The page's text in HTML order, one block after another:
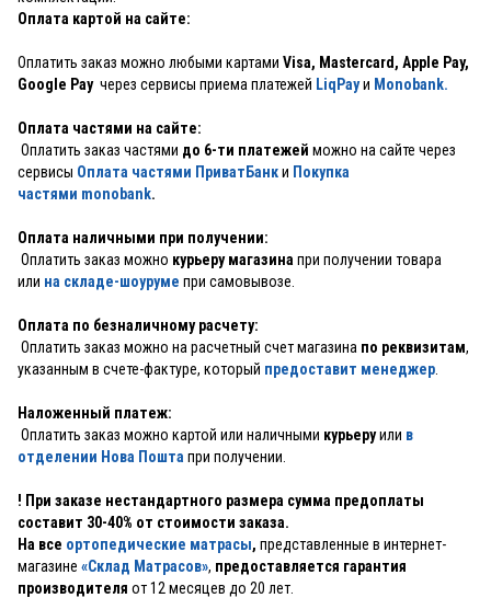
Оплата картой на сайте:
Оплатить заказ можно любыми картами Visa, Mastercard, Apple Pay,
Google Pay через сервисы приема платежей LiqPayи Monobank.
Оплата частями на сайте:
Оплатить заказ частями до 6-ти платежей можно на сайте через
сервисы Оплата частями ПриватБанки Покупка
частями monobank.
Оплата наличными при получении:
Оплатить заказ можно курьеру магазина при получении товара
или на складе-шоуруме при самовывозе.
Оплата по безналичному расчету:
Оплатить заказ можно на расчетный счет магазина по реквизитам,
указанным в счете-фактуре, который предоставит менеджер
Наложенный платеж:
Оплатить заказ можно картой или наличными курьеруили в
отделении Нова Пошта при получении.
! При заказе нестандартного размера сумма предоплаты
составит 30-40% от стоимости заказа.
На все ортопедические матрасы, представленные в интернет-
магазине «Склад Матрасов», предоставляется гарантия
производителя от 12 месяцев до 20 лет.